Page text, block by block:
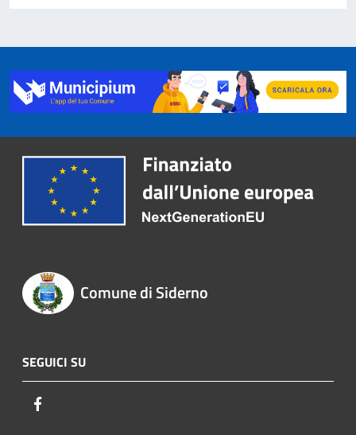
Comune di Siderno
SEGUICI SU